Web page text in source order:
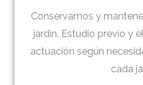
Conservamos y
jardín. Estudio previo y
actuación según
cada